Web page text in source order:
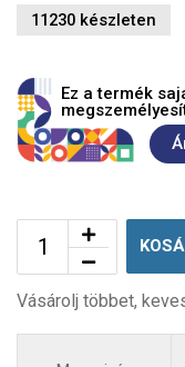
11230 készleten
Ez a termék
Vásárolj többet,